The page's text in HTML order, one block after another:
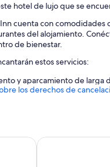
hotel de lujo que se
cuenta con comodidades
del alojamiento.
de bienestar.
estos servicios:
y aparcamiento de larga
la carta (de pago), un punto
los derechos de
NewcastleHoliday Inn